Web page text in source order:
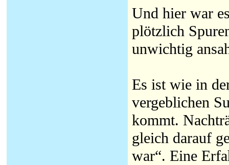
Und hier war
plötzlich
unwichtig
Es ist wie in
vergeblichen
kommt.
gleich darauf
war“. Eine